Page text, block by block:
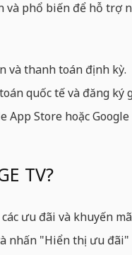
phổ biến để hỗ trợ
và thanh toán định kỳ.
quốc tế và đăng ký
Store hoặc
TV?
ưu đãi và khuyến
nhấn "Hiển thị ưu đãi"